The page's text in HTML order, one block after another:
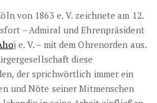
von 1863 e. V. zeichnete am 12.
– Admiral und Ehrenpräsident
j e. V. – mit dem Ohrenorden aus.
diese
der sprichwörtlich immer ein
und Nöte seiner Mitmenschen